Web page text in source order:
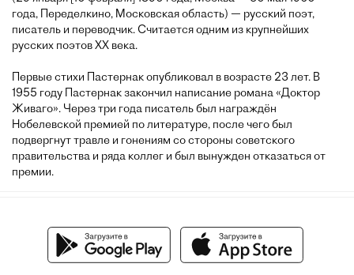
года, Переделкино, Московская область) — русский поэт,
писатель и переводчик. Считается одним из крупнейших
русских поэтов XX века.
Первые стихи Пастернак опубликовал в возрасте 23 лет. В
1955 году Пастернак закончил написание романа «Доктор
Живаго». Через три года писатель был награждён
Нобелевской премией по литературе, после чего был
подвергнут травле и гонениям со стороны советского
правительства и ряда коллег и был вынужден отказаться от
премии.